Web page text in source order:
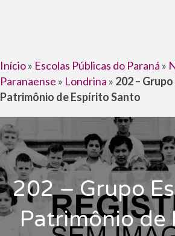
Início» Escolas Públicas do Paraná »
Paranaense » Londrina » 202 –
Patrimônio de Espírito Santo
202 – Grupo
Patrimônio de